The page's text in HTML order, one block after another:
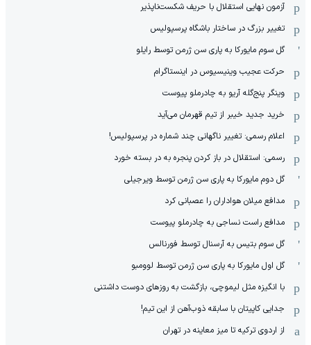
آزمون نهایی استقلال با حریف شکست‌ناپذیر
تغییر بزرگ در ساختار باشگاه پرسپولیس
گل سوم مایورکا به پاری سن ژرمن توسط رایلو
حرکت عجیب وینیسیوس در اینستاگرام
وینگر پنج‌گله آریو به چادرملو پیوست
خرید جدید خیبر از تیم قهرمان می‌آید
اعلام رسمی: تغییر ناگهانی چند شماره در پرسپولیس!
رسمی: استقلال در باز کردن پنجره به در بسته خورد
گل دوم مایورکا به پاری سن ژرمن توسط ویرجیلی
مدافع میلان هواداران را عصبانی کرد
مدافع راست نساجی به چادرملو پیوست
گل سوم بتیس به آرسنال توسط فورنالس
گل اول مایورکا به پاری سن ژرمن توسط لوومبو
با انگیزه مثل لیموچی، بازگشت به روزهای دوست داشتنی
جدایی کاپیتان با سابقه ذوب‌آهن از این تیم!
از اردوی ترکیه تا میز معاینه در تهران